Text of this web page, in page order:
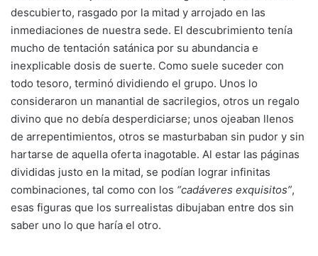
descubierto, rasgado por la mitad y arrojado en las
inmediaciones de nuestra sede. El descubrimiento tenía
mucho de tentación satánica por su abundancia e
inexplicable dosis de suerte. Como suele suceder con
todo tesoro, terminó dividiendo el grupo. Unos lo
consideraron un manantial de sacrilegios, otros un regalo
divino que no debía desperdiciarse; unos ojeaban llenos
de arrepentimientos, otros se masturbaban sin pudor y sin
hartarse de aquella oferta inagotable. Al estar las páginas
divididas justo en la mitad, se podían lograr infinitas
combinaciones, tal como con los “cadáveres exquisitos”,
esas figuras que los surrealistas dibujaban entre dos sin
saber uno lo que haría el otro.